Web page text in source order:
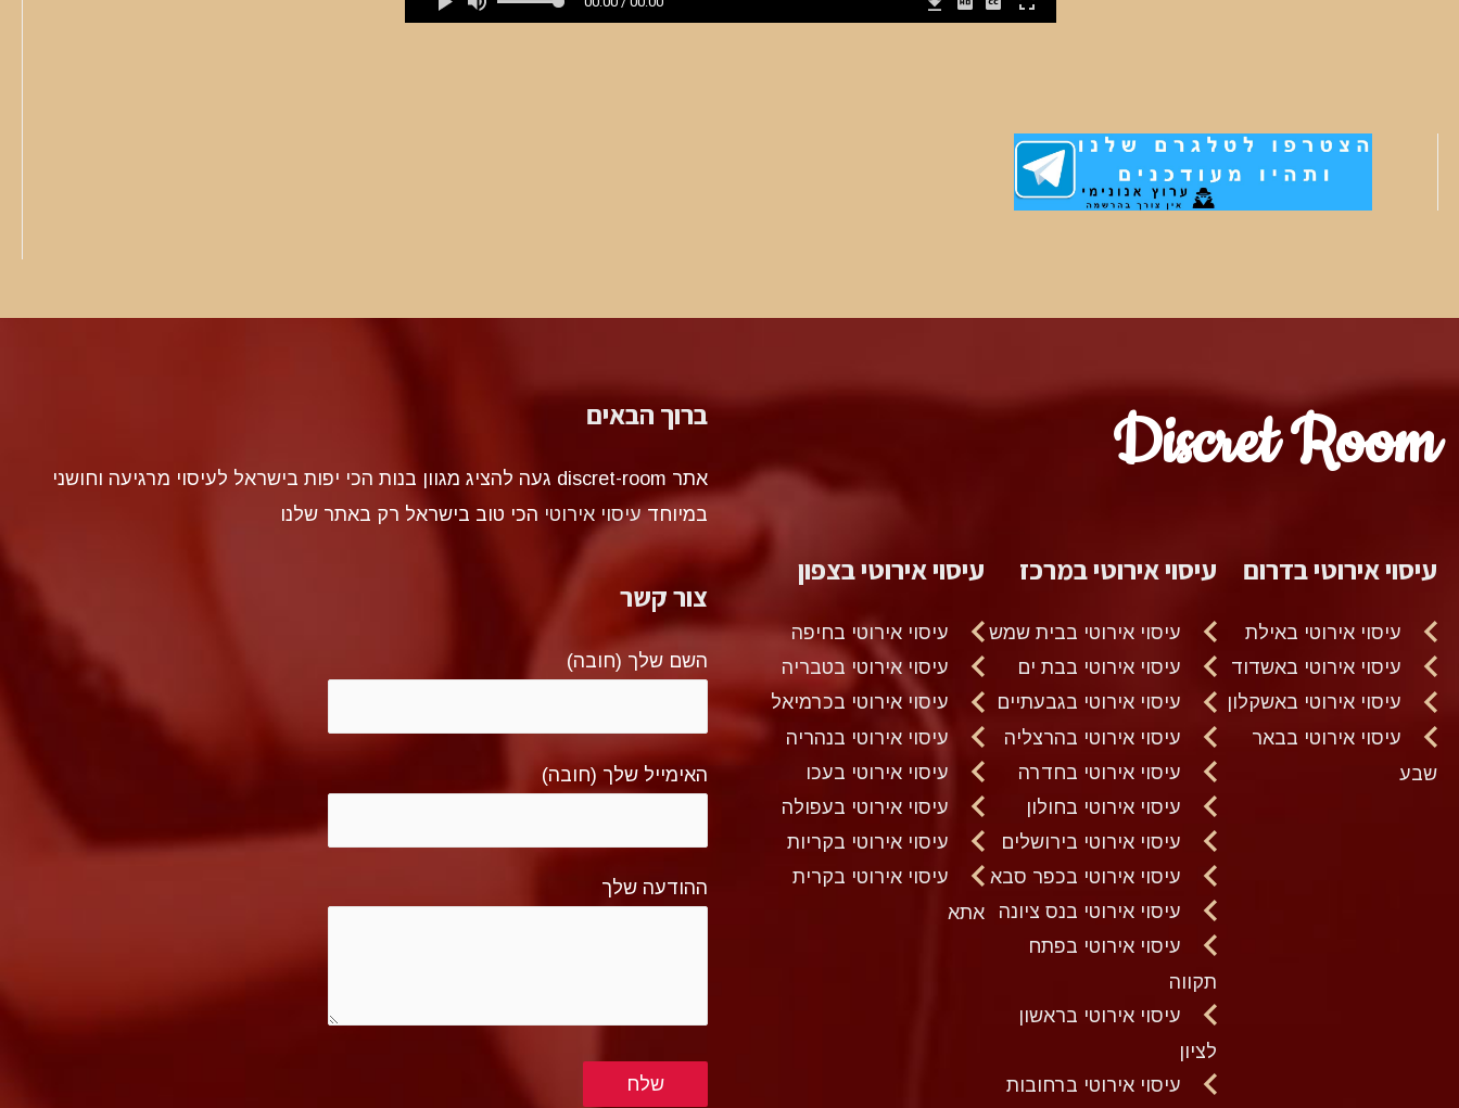
Discret Room
עיסוי אירוטי בדרום
עיסוי אירוטי באילת
עיסוי אירוטי באשדוד
עיסוי אירוטי באשקלון
עיסוי אירוטי בבאר
שבע
עיסוי אירוטי במרכז
עיסוי אירוטי בבית שמש
עיסוי אירוטי בבת ים
עיסוי אירוטי בגבעתיים
עיסוי אירוטי בהרצליה
עיסוי אירוטי בחדרה
עיסוי אירוטי בחולון
עיסוי אירוטי בירושלים
עיסוי אירוטי בכפר סבא
עיסוי אירוטי בנס ציונה
עיסוי אירוטי בפתח
תקווה
עיסוי אירוטי בראשון
לציון
עיסוי אירוטי ברחובות
עיסוי אירוטי בצפון
עיסוי אירוטי בחיפה
עיסוי אירוטי בטבריה
עיסוי אירוטי בכרמיאל
עיסוי אירוטי בנהריה
עיסוי אירוטי בעכו
עיסוי אירוטי בעפולה
עיסוי אירוטי בקריות
עיסוי אירוטי בקרית
אתא
ברוך הבאים
אתר discret-room געה להציג מגוון בנות הכי יפות בישראל לעיסוי מרגיעה וחושני
במיוחדעיסוי אירוטי הכי טוב בישראל רק באתר שלנו
צור קשר
השם שלך (חובה)
האימייל שלך (חובה)
ההודעה שלך